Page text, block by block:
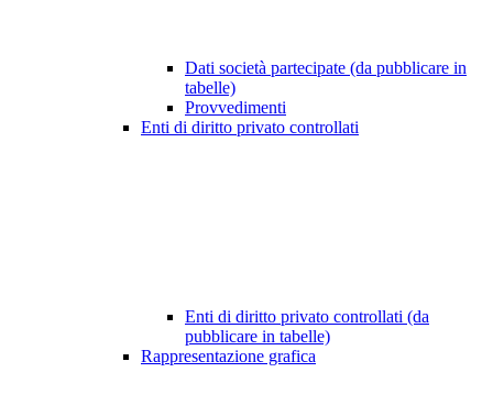
Dati società partecipate (da pubblicare in
tabelle)
Provvedimenti
Enti di diritto privato controllati
Enti di diritto privato controllati (da
pubblicare in tabelle)
Rappresentazione grafica